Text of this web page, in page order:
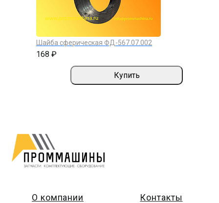
Шайба сферическая ФД-567.07.002
168 ₽
Купить
О компании
Контакты